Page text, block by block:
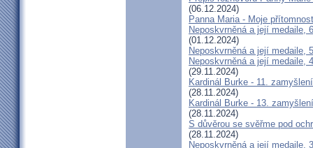
(06.12.2024)
Panna Maria - Moje
Neposkvrněná a její medaile,
(01.12.2024)
Neposkvrněná a její medaile,
Neposkvrněná a její medaile,
(29.11.2024)
Kardinál Burke - 11.
(28.11.2024)
Kardinál Burke - 13.
(28.11.2024)
S důvěrou se svěřme pod
(28.11.2024)
Neposkvrněná a její medaile,